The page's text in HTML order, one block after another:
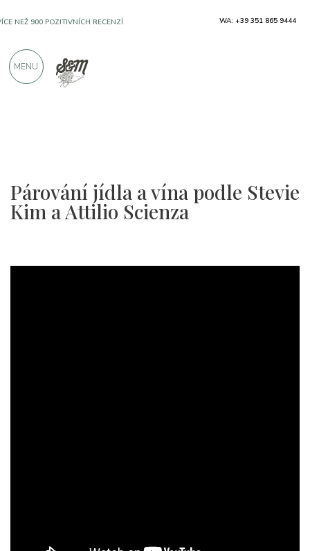
Párování jídla a vína podle Stevie
Kim a Attilio Scienza
NEŽ 900 POZITIVNÍCH RECENZÍ WA: +39 351 865 9444
MENU